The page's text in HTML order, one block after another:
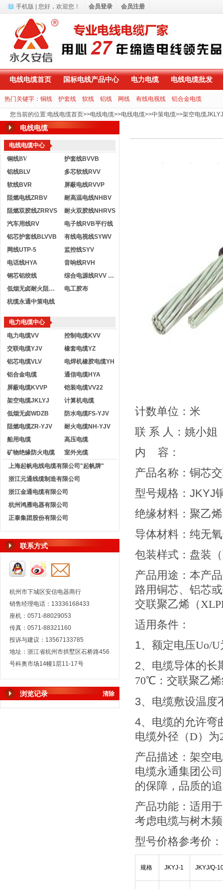
电线电缆首页 国标电线产品中心 电力电缆 电线电缆批发
热门关键字： 铜线 护套线 软线 铝线 网线 有线电视线 铝合金电缆
您当前的位置:电线电缆首页>>电线电缆>>电线电缆>>中策电缆>>架空电缆JKLYJ
电线电缆
电线电缆中心
铜线BV
护套线BVVB
铝线BLV
多芯软线RVV
软线BVR
屏蔽电线RVVP
阻燃电线ZRBV
耐高温电线NHBV
阻燃双胶线ZRRVS
耐火双胶线NHRVS
汽车用线RV
电子线RVB平行线
铝芯护套线BLVVB
有线电视线SYWV
网线UTP-5
监控线SYV
电话线HYA
音响线RVH
钢芯铝绞线
综合电源线RVV KVVR
低烟无卤耐火阻燃电线
电工胶布
杭缆永通中策电线
电力电缆中心
电力电缆VV
控制电缆KVV
交联电缆YJV
橡套电缆YZ
铝芯电缆VLV
电焊机橡胶电缆YH
铝合金电缆
通信电缆HYA
屏蔽电缆KVVP
铠装电缆VV22
架空电缆JKLYJ
计算机电缆
低烟无卤WDZB
防水电缆FS-YJV
阻燃电缆ZR-YJV
耐火电缆NH-YJV
船用电缆
高压电缆
矿物绝缘防火电缆
室外光缆
上海起帆电线电缆有限公司"起帆牌"
浙江元通线缆制造有限公司
浙江金通电缆有限公司
杭州鸿雁电器有限公司
正泰集团股份有限公司
联系方式
杭州市下城区安信电器商行
销售经理电话：13336168433
座机：0571-88029053
传真：0571-88321160
投诉与建议：13567133785
地址：浙江省杭州市拱墅区石桥路456
号科奥市场14幢1层11-17号
浏览记录 清除
计数单位：米
联 系 人：姚小姐
内 容：
产品名称：铜芯
型号规格：JKYJ
绝缘材料：聚乙烯
导体材料：纯无
包装样式：盘装
产品用途：本产
路用铜芯、铝芯
交联聚乙烯（
适用条件：
1、额定电压Uo/U
2、电缆导体的长
70℃：交联聚乙
3、电缆敷设温度
4、电缆的允许弯
电缆外径（D）为
产品描述：架空
电缆永通集团公
的保障，品质的
产品功能：适用
考虑电缆与树木
型号价格参考价：
规格 JKYJ-1 JKYJ/Q-
手机版 | 您好， 欢迎您！ 会员登录 会员注册